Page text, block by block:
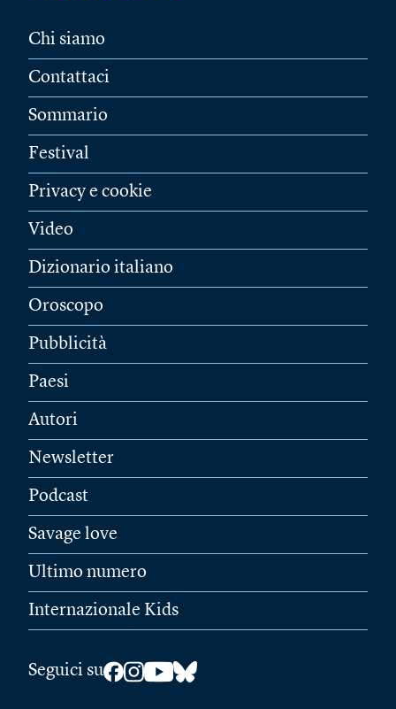
Chi siamo
Contattaci
Sommario
Festival
Privacy e cookie
Video
Dizionario italiano
Oroscopo
Pubblicità
Paesi
Autori
Newsletter
Podcast
Savage love
Ultimo numero
Internazionale Kids
Seguici su